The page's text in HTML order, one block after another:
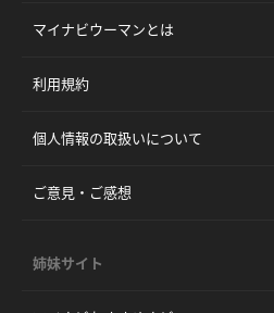
マイナビウーマンとは
利用規約
個人情報の取扱いについて
ご意見・ご感想
姉妹サイト